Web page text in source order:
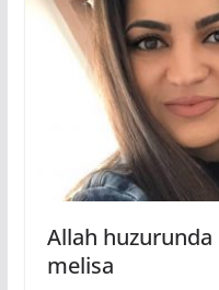
Allah
melisa